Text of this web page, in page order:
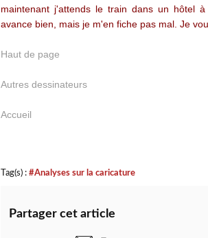
maintenant j'attends le train dans un hôtel
avance bien, mais je m'en fiche pas mal. Je
Haut de page
Autres dessinateurs
Accueil
Tag(s) : #Analyses sur la caricature
Partager cet article